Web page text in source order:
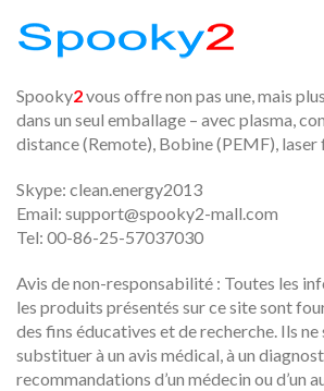
Spooky2vous offre non pas une, mais
dans un seul emballage – avec plasma,
distance (Remote), Bobine (PEMF), laser
Skype: clean.energy2013
Email: support@spooky2-mall.com
Tel: 00-86-25-57037030
Avis de non-responsabilité : Toutes les
les produits présentés sur ce site sont
des fins éducatives et de recherche. Ils ne
substituer à un avis médical, à un
recommandations d’un médecin ou d’un